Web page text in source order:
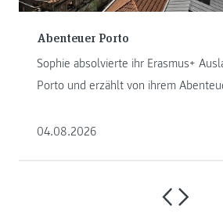
Abenteuer Porto
Sophie absolvierte ihr Erasmus+
Porto und erzählt von ihrem
04.08.2026